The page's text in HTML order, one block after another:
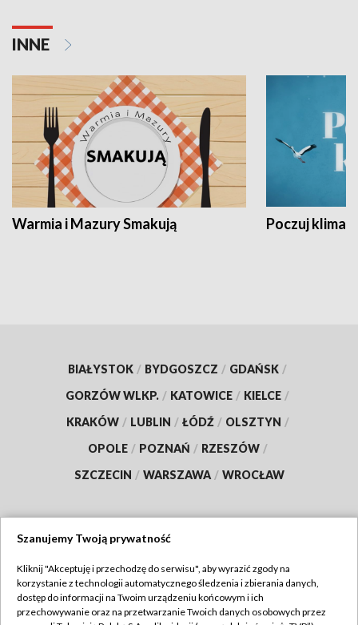
INNE
Warmia i Mazury Smakują Poczuj klimat
BIAŁYSTOK / BYDGOSZCZ / GDAŃSK /
GORZÓW WLKP. / KATOWICE / KIELCE /
KRAKÓW / LUBLIN / ŁÓDŹ / OLSZTYN /
OPOLE / POZNAŃ / RZESZÓW /
SZCZECIN / WARSZAWA / WROCŁAW
TVP
Abonament TVP
Regulamin TVP
Szanujemy Twoją prywatność
Kliknij "Akceptuję i przechodzę do serwisu", aby wyrazić zgody na
korzystanie z technologii automatycznego śledzenia i zbierania danych,
dostęp do informacji na Twoim urządzeniu końcowym i ich
przechowywanie oraz na przetwarzanie Twoich danych osobowych przez